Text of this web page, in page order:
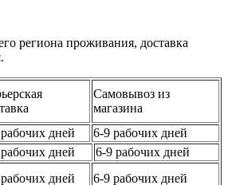
региона проживания, доставка
Самовывоз из
магазина
дней
6-9 рабочих дней
дней
6-9 рабочих дней
дней 6-9 рабочих дней